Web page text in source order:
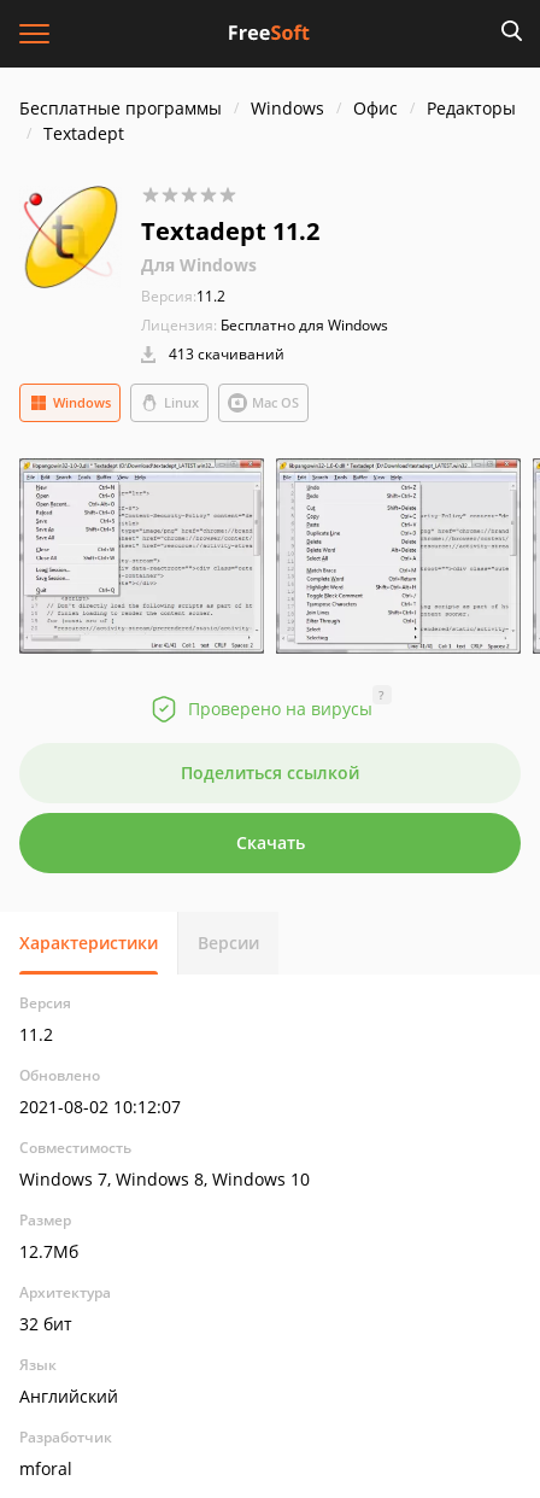
Бесплатные программы Windows Офис
Редакторы
Textadept
Textadept 11.2
Для Windows
Версия:11.2
Лицензия: Бесплатно для Windows
413 скачиваний
Linux Mac OS
Windows
Проверено на вирусы
?
Поделиться ссылкой
Скачать
Характеристики Версии
Версия
11.2
Обновлено
2021-08-02 10:12:07
Совместимость
Windows 7, Windows 8, Windows 10
Размер
12.7Мб
Архитектура
32 бит
Язык
Английский
Разработчик
mforal